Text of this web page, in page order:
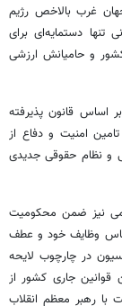
غرب بالاخص رژیم
دستمایه‌ای برای
و حامیانش ارزشی
اساس قانون پذیرفته
برای تامین امنیت و دفاع از
و نظام حقوقی جدیدی
نیز ضمن محکومیت
وظایف خود و عطف
در چارچوب لایحه
قوانین جاری کشور از
با رهبر معظم انقلاب